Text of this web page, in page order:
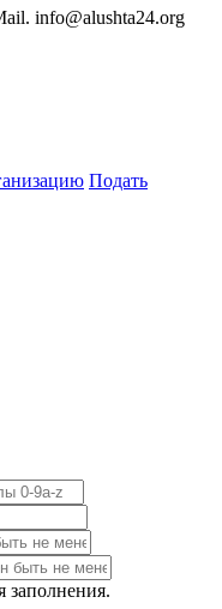
info@alushta24.org
Подать
заполнения.